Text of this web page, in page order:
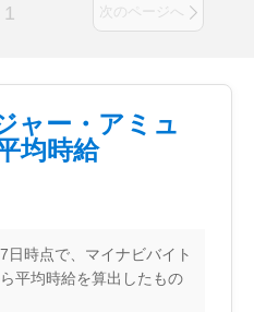
1 次のページへ
ャー・アミュ
均時給
時点で、マイナビバイト
平均時給を算出したもの